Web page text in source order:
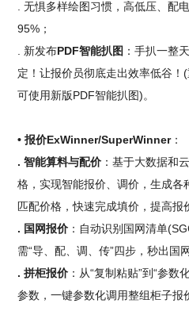
. 无惧多样绘图习惯，高低压、配
95%；
. 新发布PDF智能扒图 ：手扒一整
定！让报价员彻底走出效率低谷！
可使用新版PDF智能扒图)。
• 报价ExWinner/SuperWinner：
. 智能算料与配价 ：基于大数据和
格，实现智能报价、调价，生成各
匹配价格，快速完成填价，提高报
. 国网报价 ：自动识别国网清单
需“导、配、调、传”四步，秒出国
. 拼柜报价 ：从“复制粘贴”到“参
参数，一键参数化调用整组柜子